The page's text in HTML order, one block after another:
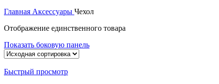
Главная Аксессуары Чехол
Отображение единственного товара
Показать боковую панель
Быстрый просмотр